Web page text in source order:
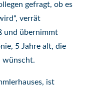
gefragt, ob es
verrät
und übernimmt
5 Jahre alt, die
wünscht.
ist